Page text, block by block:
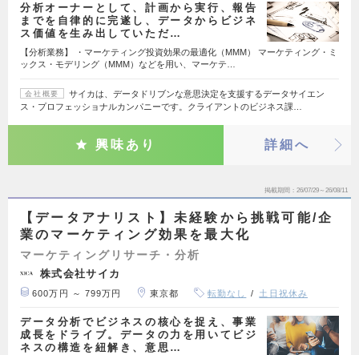
分析オーナーとして、計画から実行、報告
までを自律的に完遂し、データからビジネ
ス価値を生み出していただ…
【分析業務】 ・マーケティング投資効果の最適化（MMM） マーケティング・ミ
ックス・モデリング（MMM）などを用い、マーケテ…
会社概要
サイカは、データドリブンな意思決定を支援するデータサイエン
ス・プロフェッショナルカンパニーです。クライアントのビジネス課…
興味あり 詳細へ
掲載期間 26/07/29～26/08/11
【データアナリスト】未経験から挑戦可能/企
業のマーケティング効果を最大化
マーケティングリサーチ・分析
株式会社サイカ
600万円 ～ 799万円 東京都 転勤なし 土日祝休み
データ分析でビジネスの核心を捉え、事業
成長をドライブ。データの力を用いてビジ
ネスの構造を紐解き、意思…